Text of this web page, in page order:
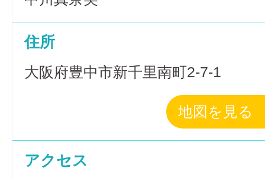
住所
大阪府豊中市新千里南町2-7-1
地図を見る
アクセス